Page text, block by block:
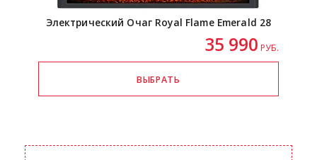
Электрический Очаг Royal Flame Emerald 28
35 990 РУБ.